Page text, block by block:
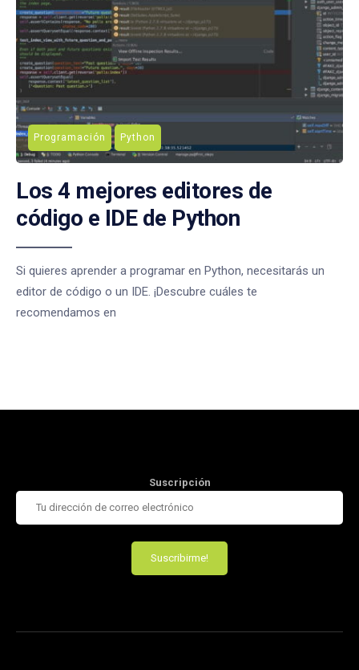
Programación Python
Los 4 mejores editores de
código e IDE de Python
Si quieres aprender a programar en Python, necesitarás un
editor de código o un IDE. ¡Descubre cuáles te
recomendamos en
Suscripción